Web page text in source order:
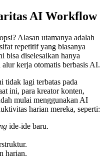
AI Workflow
Alasan utamanya adalah
repetitif yang biasanya
bisa diselesaikan hanya
kerja otomatis berbasis AI.
tidak lagi terbatas pada
ini, para kreator konten,
mulai menggunakan AI
harian mereka, seperti:
ide-ide baru.
harian.